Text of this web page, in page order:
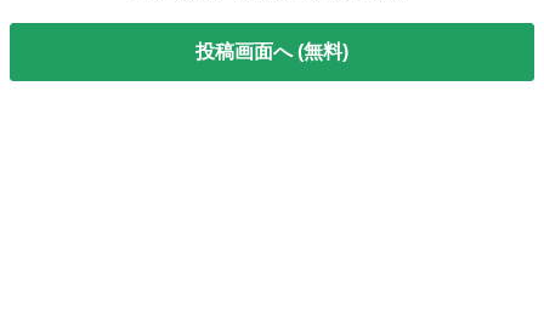
投稿画面へ (無料)